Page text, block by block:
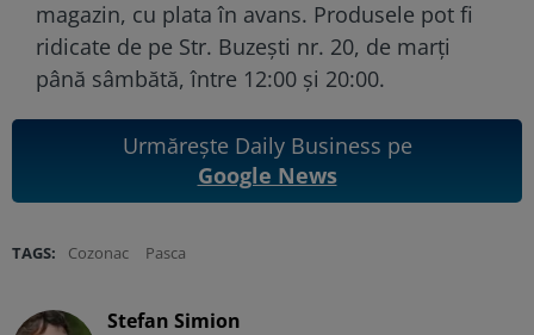
magazin, cu plata în avans. Produsele pot fi
ridicate de pe Str. Buzești nr. 20, de marți
până sâmbătă, între 12:00 și 20:00.
Urmărește Daily Business pe
Google News
TAGS: Cozonac Pasca
Stefan Simion